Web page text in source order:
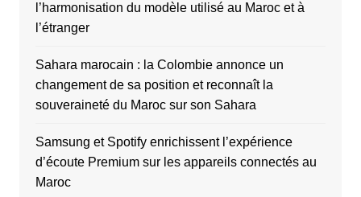
l’harmonisation du modèle utilisé au Maroc et à
l’étranger
Sahara marocain : la Colombie annonce un
changement de sa position et reconnaît la
souveraineté du Maroc sur son Sahara
Samsung et Spotify enrichissent l’expérience
d’écoute Premium sur les appareils connectés au
Maroc